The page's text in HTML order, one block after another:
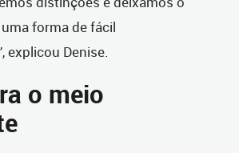
forma de fácil
explicou Denise.
o meio